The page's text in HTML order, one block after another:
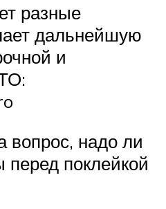
разные
дальнейшую
и
вопрос, надо ли
перед поклейкой